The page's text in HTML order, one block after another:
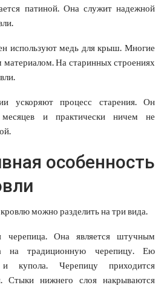
патиной. Она служит надежной
используют медь для крыш. Многие
материалом. На старинных строениях
ускоряют процесс старения. Он
и практически ничем не
особенность
можно разделить на три вида.
Она является штучным
на традиционную черепицу. Ею
купола. Черепицу приходится
Стыки нижнего слоя накрываются